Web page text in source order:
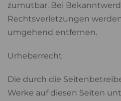
zumutbar. Bei
Rechtsverletzungen
umgehend entfernen.
Urheberrecht
Die durch die
Werke auf diesen Seiten